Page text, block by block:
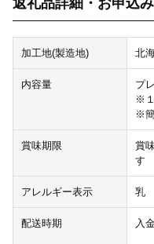
返礼品詳細・お申込
加工地(製造地) 北
内容量
プ
※
※
賞味期限
賞
す
アレルギー表示 乳
配送時期 入